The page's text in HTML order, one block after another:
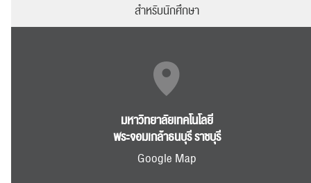
สำหรับนักศึกษา
มหาวิทยาลัยเทคโนโลยี
พระจอมเกล้าธนบุรี ราชบุรี
Google Map
RC Activity
ปฏิทิน